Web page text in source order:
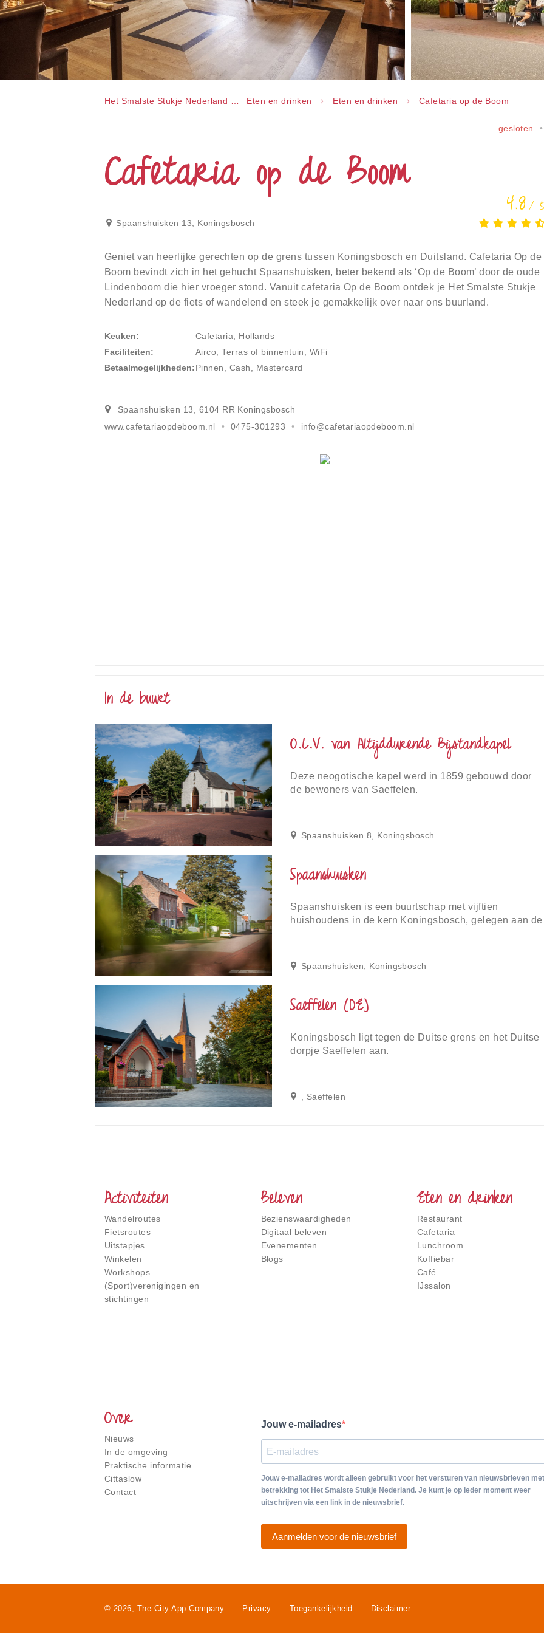
Druk
Het Smalste Stukje Nederland Eten en drinken Eten en drinken Cafetaria op de Boom
gesloten
Cafetaria op de Boom
Spaanshuisken 13, Koningsbosch
4.8/
Geniet van heerlijke gerechten op de grens tussen Koningsbosch en Duitsland. Cafetaria Op de
Boom bevindt zich in het gehucht Spaanshuisken, beter bekend als ‘Op de Boom’ door de oude
Lindenboom die hier vroeger stond. Vanuit cafetaria Op de Boom ontdek je Het Smalste Stukje
Nederland op de fiets of wandelend en steek je gemakkelijk over naar ons buurland.
Keuken
Cafetaria, Hollands
Faciliteiten
Airco, Terras of binnentuin, WiFi
Betaalmogelijkheden Pinnen, Cash, Mastercard
Spaanshuisken 13, 6104 RR Koningsbosch
www.cafetariaopdeboom.nl
0475-301293 info@cafetariaopdeboom.nl
In de buurt
O.L.V. van Altijddurende Bijstandkapel
Deze neogotische kapel werd in 1859 gebouwd door
de bewoners van Saeffelen.
Spaanshuisken 8, Koningsbosch
Spaanshuisken
Spaanshuisken is een buurtschap met vijftien
huishoudens in de kern Koningsbosch, gelegen aan de
Spaanshuisken, Koningsbosch
Saeffelen (DE)
Koningsbosch ligt tegen de Duitse grens en het Duitse
dorpje Saeffelen aan.
, Saeffelen
Activiteiten
Wandelroutes
Fietsroutes
Uitstapjes
Winkelen
Workshops
(Sport)verenigingen en
stichtingen
Beleven
Bezienswaardigheden
Digitaal beleven
Evenementen
Blogs
Eten en drinken
Restaurant
Cafetaria
Lunchroom
Koffiebar
Café
IJssalon
Over
Nieuws
In de omgeving
Praktische informatie
Cittaslow
Contact
Jouw e-mailadres
Jouw e-mailadres wordt alleen gebruikt voor het versturen van nieuwsbrieven met
betrekking tot Het Smalste Stukje Nederland. Je kunt je op ieder moment weer
uitschrijven via een link in de nieuwsbrief.
Aanmelden voor de nieuwsbrief
Privacy Toegankelijkheid Disclaimer
© 2026, The City App Company